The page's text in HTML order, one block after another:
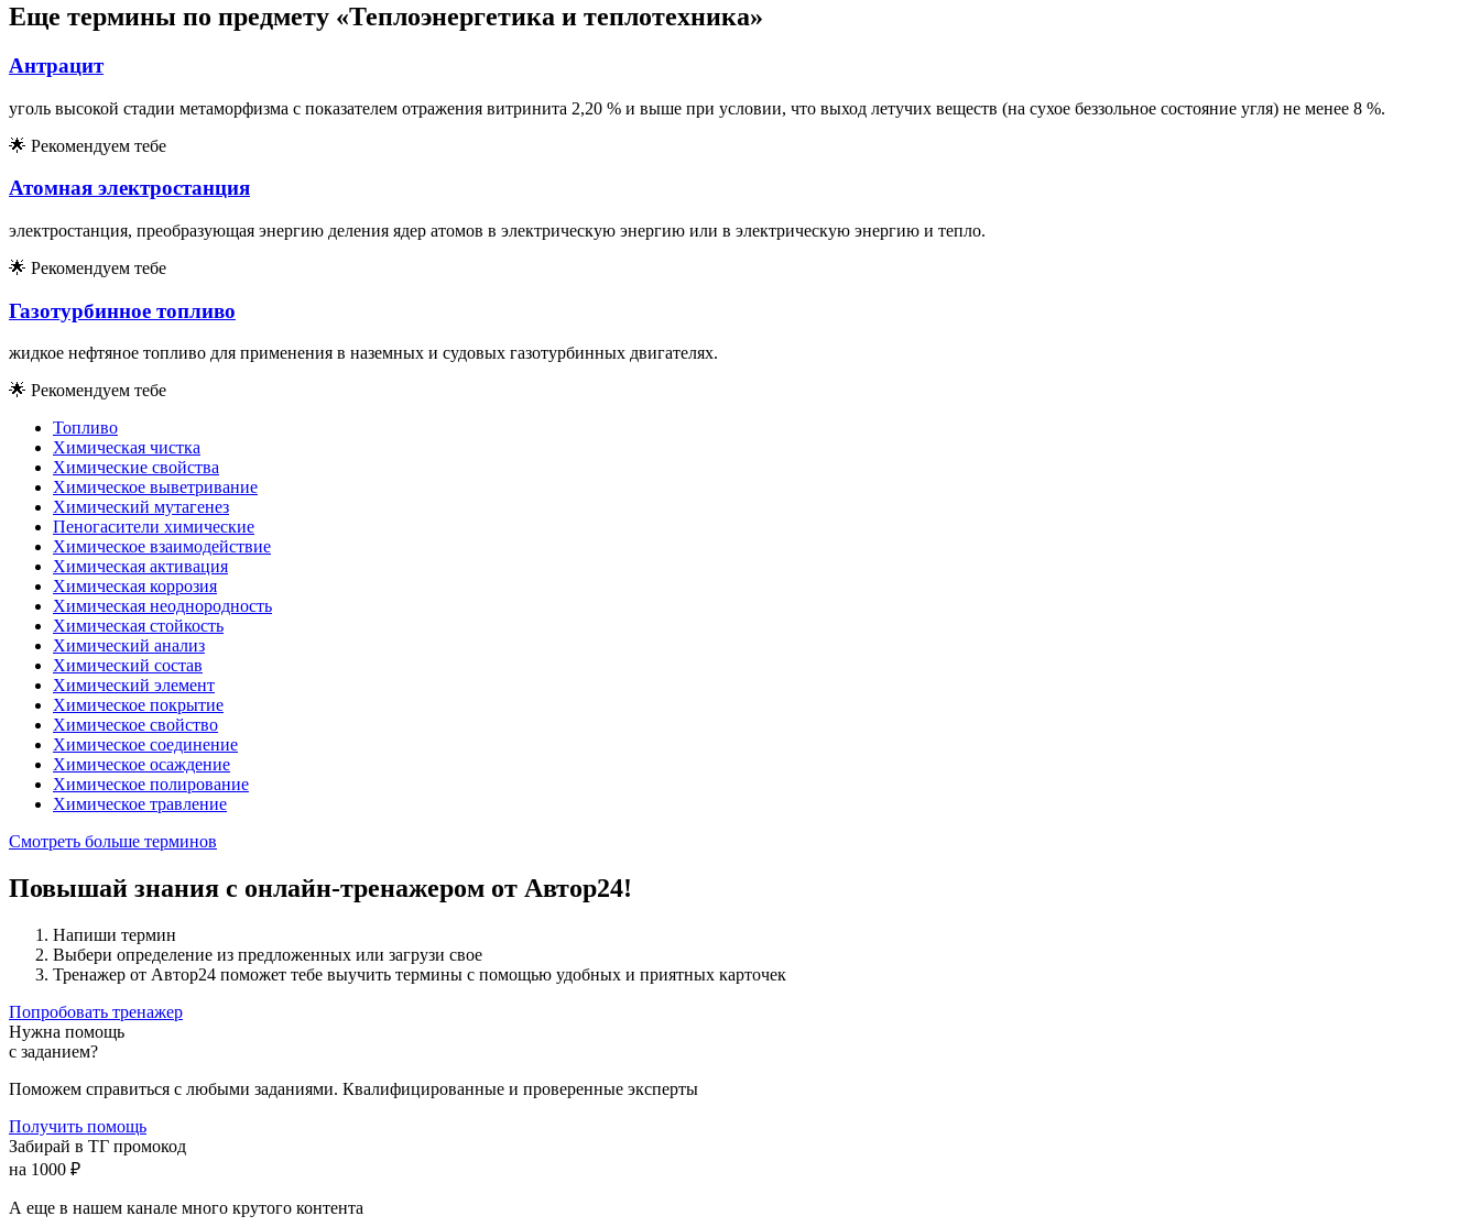
Еще термины по предмету «Теплоэнергетика и теплотехника»
Антрацит
уголь высокой стадии метаморфизма с показателем отражения витринита 2,20 % и выше при условии, что выход летучих веществ (на сухое беззольное состояние угля) не менее 8 %.
🌟 Рекомендуем тебе
Атомная электростанция
электростанция, преобразующая энергию деления ядер атомов в электрическую энергию или в электрическую энергию и тепло.
🌟 Рекомендуем тебе
Газотурбинное топливо
жидкое нефтяное топливо для применения в наземных и судовых газотурбинных двигателях.
🌟 Рекомендуем тебе
Топливо
Химическая чистка
Химические свойства
Химическое выветривание
Химический мутагенез
Пеногасители химические
Химическое взаимодействие
Химическая активация
Химическая коррозия
Химическая неоднородность
Химическая стойкость
Химический анализ
Химический состав
Химический элемент
Химическое покрытие
Химическое свойство
Химическое соединение
Химическое осаждение
Химическое полирование
Химическое травление
Смотреть больше терминов
Повышай знания с онлайн-тренажером от Автор24!
Напиши термин
Выбери определение из предложенных или загрузи свое
Тренажер от Автор24 поможет тебе выучить термины с помощью удобных и приятных карточек
Попробовать тренажер
Нужна помощь
с заданием?
Поможем справиться с любыми заданиями. Квалифицированные и проверенные эксперты
Получить помощь
Забирай в ТГ промокод
на 1000 ₽
А еще в нашем канале много крутого контента